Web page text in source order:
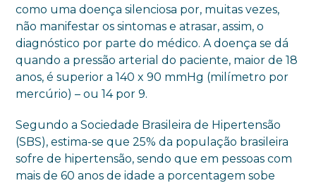
como uma doença silenciosa por, muitas vezes,
não manifestar os sintomas e atrasar, assim, o
diagnóstico por parte do médico. A doença se dá
quando a pressão arterial do paciente, maior de 18
anos, é superior a 140 x 90 mmHg (milímetro por
mercúrio) – ou 14 por 9.
Segundo a Sociedade Brasileira de Hipertensão
(SBS), estima-se que 25% da população brasileira
sofre de hipertensão, sendo que em pessoas com
mais de 60 anos de idade a porcentagem sobe